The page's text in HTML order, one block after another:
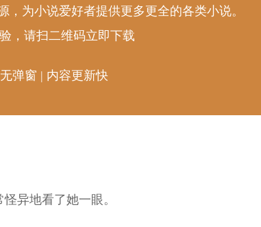
，为小说爱好者提供更多更全的各类小说。
，请扫二维码立即下载
弹窗 | 内容更新快
异地看了她一眼。